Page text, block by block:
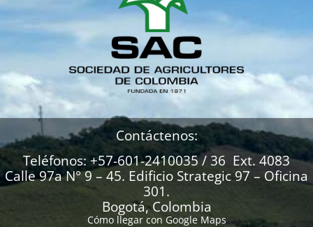
Contáctenos:
Teléfonos: +57-601-2410035 / 36 Ext. 4083
Calle 97a N° 9 – 45. Edificio Strategic 97 – Oficina
301.
Bogotá, Colombia
Cómo llegar con Google Maps